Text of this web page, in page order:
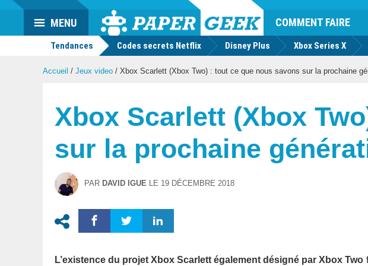
Actu
geek
COMMENT FAIRE
MENU
Tendances Codes secrets Netflix Disney Plus Xbox Series X
Accueil / Jeux video / Xbox Scarlett (Xbox Two) : tout ce que nous savons sur la prochaine
Xbox Scarlett (Xbox
sur la prochaine
PAR DAVID IGUE LE 19 DÉCEMBRE 2018
L’existence du projet Xbox Scarlett également désigné par Xbox